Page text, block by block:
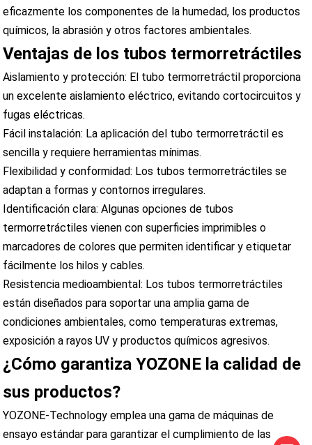
eficazmente los componentes de la humedad, los productos
químicos, la abrasión y otros factores ambientales.
Ventajas de los tubos termorretráctiles
Aislamiento y protección: El tubo termorretráctil proporciona
un excelente aislamiento eléctrico, evitando cortocircuitos y
fugas eléctricas.
Fácil instalación: La aplicación del tubo termorretráctil es
sencilla y requiere herramientas mínimas.
Flexibilidad y conformidad: Los tubos termorretráctiles se
adaptan a formas y contornos irregulares.
Identificación clara: Algunas opciones de tubos
termorretráctiles vienen con superficies imprimibles o
marcadores de colores que permiten identificar y etiquetar
fácilmente los hilos y cables.
Resistencia medioambiental: Los tubos termorretráctiles
están diseñados para soportar una amplia gama de
condiciones ambientales, como temperaturas extremas,
exposición a rayos UV y productos químicos agresivos.
¿Cómo garantiza YOZONE la calidad de
sus productos?
YOZONE-Technology emplea una gama de máquinas de
ensayo estándar para garantizar el cumplimiento de las